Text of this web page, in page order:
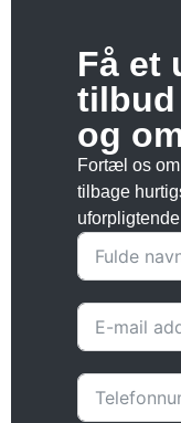
Få et
og
Fortæl os
tilbage